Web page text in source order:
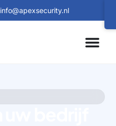
info@apexsecurity.nl